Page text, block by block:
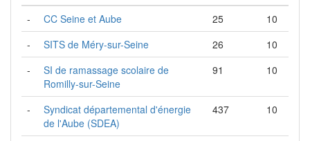
-
CC Seine et Aube 25
10
-
SITS de Méry-sur-Seine 26
10
-
SI de ramassage scolaire de
Romilly-sur-Seine
91 10
-
Syndicat départemental d'énergie
de l'Aube (SDEA)
437 10